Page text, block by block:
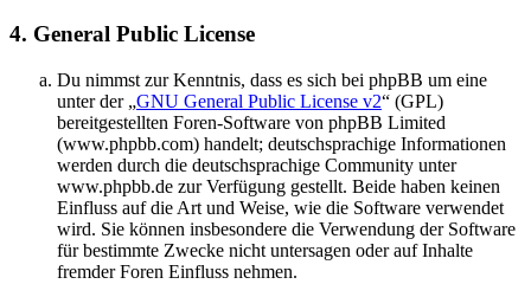
4. General Public License
Du nimmst zur Kenntnis, dass es sich bei phpBB um eine
unter der „GNU General Public License v2“ (GPL)
bereitgestellten Foren-Software von phpBB Limited
(www.phpbb.com) handelt; deutschsprachige Informationen
werden durch die deutschsprachige Community unter
www.phpbb.de zur Verfügung gestellt. Beide haben keinen
Einfluss auf die Art und Weise, wie die Software verwendet
wird. Sie können insbesondere die Verwendung der Software
für bestimmte Zwecke nicht untersagen oder auf Inhalte
fremder Foren Einfluss nehmen.